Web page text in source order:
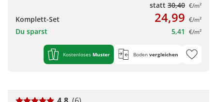
statt 30,40 €/m²
Komplett-Set 24,99 €/m²
Du sparst 5,41 €/m²
Kostenloses Muster Boden vergleichen